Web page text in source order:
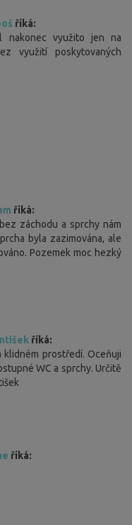
říká:
nakonec využito jen na
využití poskytovaných
říká:
záchodu a sprchy nám
byla zazimována, ale
Pozemek moc hezký
říká:
klidném prostředí. Oceňuji
WC a sprchy. Určitě
říká: